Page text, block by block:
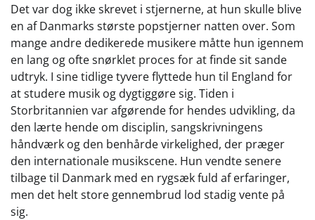
Det var dog ikke skrevet i stjernerne, at hun skulle blive
en af Danmarks største popstjerner natten over. Som
mange andre dedikerede musikere måtte hun igennem
en lang og ofte snørklet proces for at finde sit sande
udtryk. I sine tidlige tyvere flyttede hun til England for
at studere musik og dygtiggøre sig. Tiden i
Storbritannien var afgørende for hendes udvikling, da
den lærte hende om disciplin, sangskrivningens
håndværk og den benhårde virkelighed, der præger
den internationale musikscene. Hun vendte senere
tilbage til Danmark med en rygsæk fuld af erfaringer,
men det helt store gennembrud lod stadig vente på
sig.